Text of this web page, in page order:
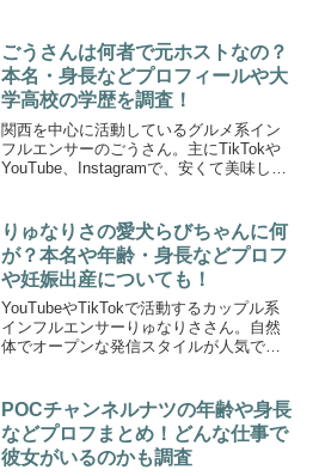
そんなshiroseさんが結婚しているの...
ごうさんは何者で元ホストなの？
本名・身長などプロフィールや大
学高校の学歴を調査！
関西を中心に活動しているグルメ系イン
フルエンサーのごうさん。主にTikTokや
YouTube、Instagramで、安くて美味しい
す。そんなごうさんは一体何者なのか？
元...
りゅなりさの愛犬らびちゃんに何
が？本名や年齢・身長などプロフ
や妊娠出産についても！
YouTubeやTikTokで活動するカップル系
インフルエンサーりゅなりささん。自然
体でオープンな発信スタイルが人気で、
犬らびちゃんに何があったのか？さら
に、本名や年齢...
POCチャンネルナツの年齢や身長
などプロフまとめ！どんな仕事で
彼女がいるのかも調査